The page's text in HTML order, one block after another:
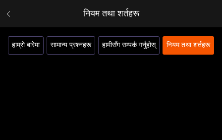
नियम तथा शर्तहरू
हाम्रो बारेमा सामान्य प्रश्नहरू हामीसँग सम्पर्क गर्नुहोस् नियम तथा शर्तहरू